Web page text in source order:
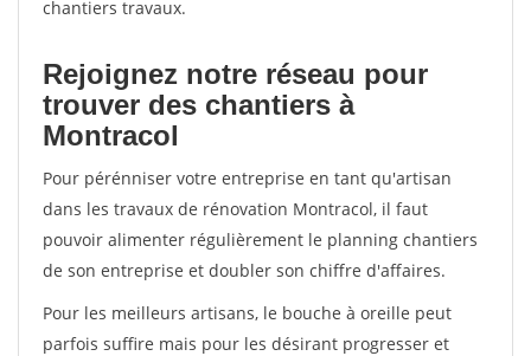
chantiers travaux.
Rejoignez notre réseau pour
trouver des chantiers à
Montracol
Pour pérénniser votre entreprise en tant qu'artisan
dans les travaux de rénovation Montracol, il faut
pouvoir alimenter régulièrement le planning chantiers
de son entreprise et doubler son chiffre d'affaires.
Pour les meilleurs artisans, le bouche à oreille peut
parfois suffire mais pour les désirant progresser et